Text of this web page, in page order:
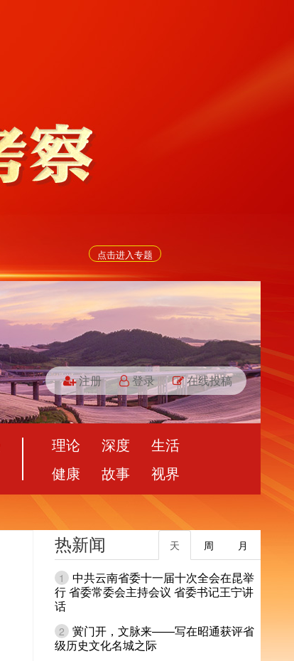
点击进入专题
注册 登录 在线投稿
理论 深度
生活
健康
故事 视界
热新闻 月
周
天
1
中共云南省委十一届十次全会在昆举
行 省委常委会主持会议 省委书记王宁讲
话
2 黉门开，文脉来——写在昭通获评省
级历史文化名城之际